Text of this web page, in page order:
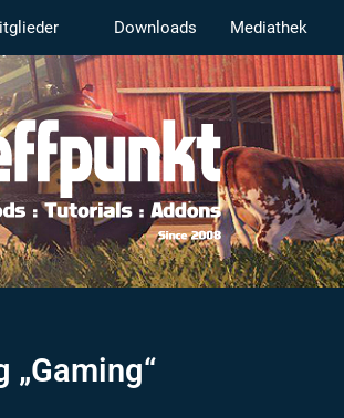
Downloads Mediathek
„Gaming“